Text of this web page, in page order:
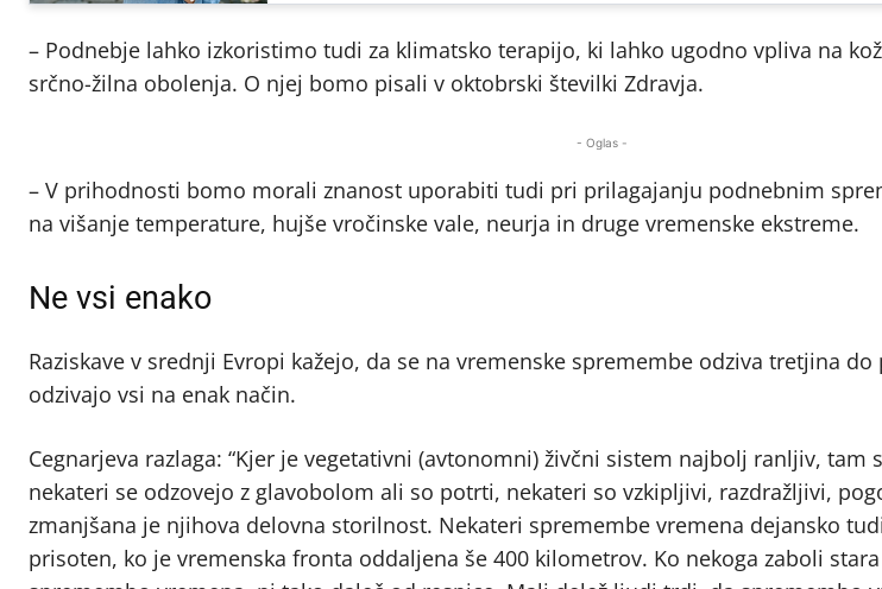
– Podnebje lahko izkoristimo tudi za klimatsko terapijo, ki lahko ugodno vpliva na
srčno-žilna obolenja. O njej bomo pisali v oktobrski številki Zdravja.
- Oglas -
– V prihodnosti bomo morali znanost uporabiti tudi pri prilagajanju podnebnim
na višanje temperature, hujše vročinske vale, neurja in druge vremenske ekstreme.
Ne vsi enako
Raziskave v srednji Evropi kažejo, da se na vremenske spremembe odziva tretjina
odzivajo vsi na enak način.
Cegnarjeva razlaga: “Kjer je vegetativni (avtonomni) živčni sistem najbolj ranljiv, tam
nekateri se odzovejo z glavobolom ali so potrti, nekateri so vzkipljivi, razdražljivi,
zmanjšana je njihova delovna storilnost. Nekateri spremembe vremena dejansko
prisoten, ko je vremenska fronta oddaljena še 400 kilometrov. Ko nekoga zaboli